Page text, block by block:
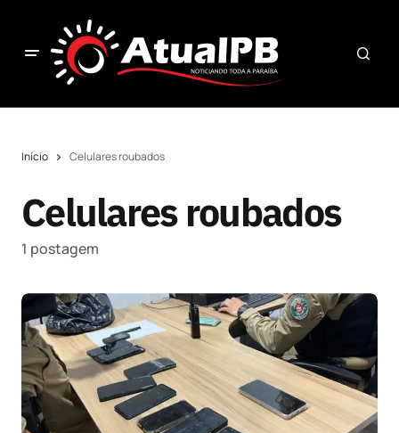
Início Celulares roubados
Celulares roubados
1 postagem